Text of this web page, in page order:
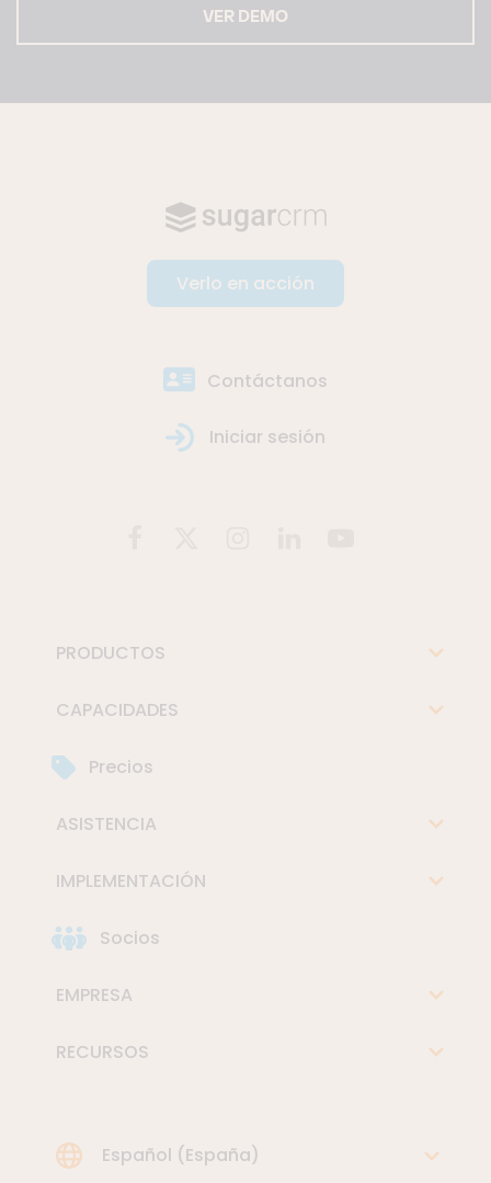
VER DEMO
Verlo en acción
Contáctanos
Iniciar sesión
PRODUCTOS
CAPACIDADES
Precios
ASISTENCIA
IMPLEMENTACIÓN
Socios
EMPRESA
RECURSOS
Choose Language
Español (España)